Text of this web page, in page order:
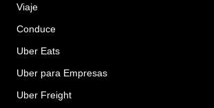
Viaje
Conduce
Uber Eats
Uber para Empresas
Uber Freight